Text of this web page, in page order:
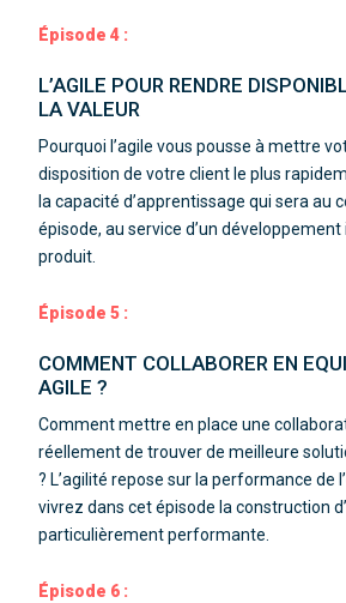
Épisode 4 :
L’AGILE POUR RENDRE
LA VALEUR
Pourquoi l’agile vous pousse à mettre
disposition de votre client le plus
la capacité d’apprentissage qui sera au
épisode, au service d’un
produit.
Épisode 5 :
COMMENT COLLABORER EN
AGILE ?
Comment mettre en place une
réellement de trouver de meilleure
? L’agilité repose sur la performance de
vivrez dans cet épisode la construction
particulièrement performante.
Épisode 6 :